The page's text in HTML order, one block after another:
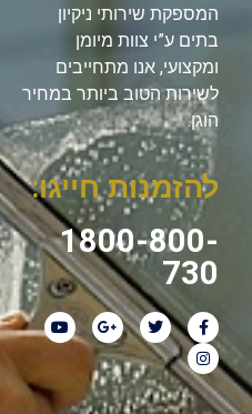
המספקת שירותי ניקיון
בתים ע”י צוות מיומן
ומקצועי, אנו מתחייבים
לשירות הטוב ביותר במחיר
הוגן.
להזמנות חייגו:
1800-800-
730